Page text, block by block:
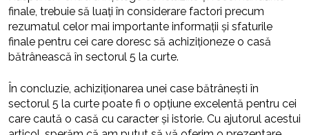
finale, trebuie să luați în considerare factori precum
rezumatul celor mai importante informații și sfaturile
finale pentru cei care doresc să achiziționeze o casă
bătrânească în sectorul 5 la curte.
În concluzie, achiziționarea unei case bătrânești în
sectorul 5 la curte poate fi o opțiune excelentă pentru cei
care caută o casă cu caracter și istorie. Cu ajutorul acestui